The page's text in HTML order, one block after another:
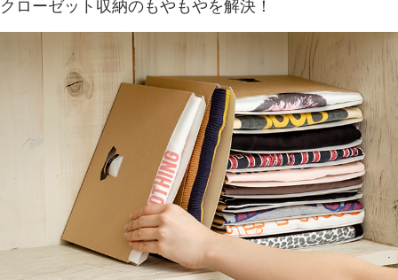
クローゼット収納のもやもやを解決！